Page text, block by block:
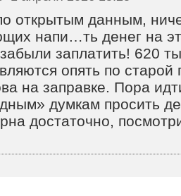
открытым данным,
напи…ть денег на
заплатить! 620
опять по старой
на заправке. Пора
думкам просить
достаточно,